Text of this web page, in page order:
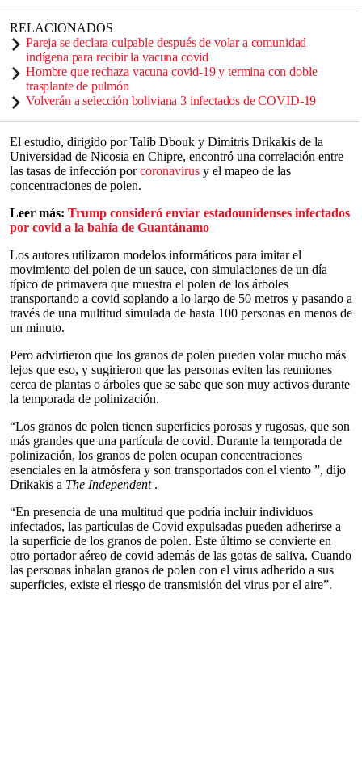
RELACIONADOS
Pareja se declara culpable después de volar a comunidad
indígena para recibir la vacuna covid
Hombre que rechaza vacuna covid-19 y termina con doble
trasplante de pulmón
Volverán a selección boliviana 3 infectados de COVID-19
El estudio, dirigido por Talib Dbouk y Dimitris Drikakis de la
Universidad de Nicosia en Chipre, encontró una correlación entre
las tasas de infección porcoronavirus y el mapeo de las
concentraciones de polen.
Leer más: Trump consideró enviar estadounidenses infectados
por covid a la bahía de Guantánamo
Los autores utilizaron modelos informáticos para imitar el
movimiento del polen de un sauce, con simulaciones de un día
típico de primavera que muestra el polen de los árboles
transportando a covid soplando a lo largo de 50 metros y pasando a
través de una multitud simulada de hasta 100 personas en menos de
un minuto.
Pero advirtieron que los granos de polen pueden volar mucho más
lejos que eso, y sugirieron que las personas eviten las reuniones
cerca de plantas o árboles que se sabe que son muy activos durante
la temporada de polinización.
“Los granos de polen tienen superficies porosas y rugosas, que son
más grandes que una partícula de covid. Durante la temporada de
polinización, los granos de polen ocupan concentraciones
esenciales en la atmósfera y son transportados con el viento ”, dijo
Drikakis a The Independent.
“En presencia de una multitud que podría incluir individuos
infectados, las partículas de Covid expulsadas pueden adherirse a
la superficie de los granos de polen. Este último se convierte en
otro portador aéreo de covid además de las gotas de saliva. Cuando
las personas inhalan granos de polen con el virus adherido a sus
superficies, existe el riesgo de transmisión del virus por el aire”.